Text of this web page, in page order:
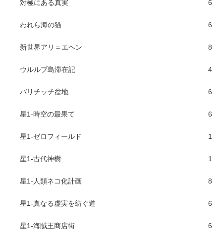
対極にある真実 6
われら海の猫 6
新世界アリ＝エヘン 8
ウルルブ島滞在記 4
バリチッチ盆地 6
星1-時空の最果て 6
星1-ゼロフィールド 1
星1-古代神樹 1
星1-人類ネコ化計画 8
星1-真なる虚実を紡ぐ道 6
星1-海賊王商店街 6